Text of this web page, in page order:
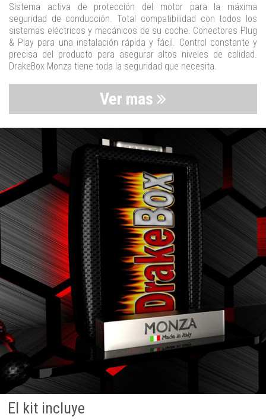
Sistema activa de protección del motor para la máxima
seguridad de conducción. Total compatibilidad con todos los
sistemas eléctricos y mecánicos de su coche. Conectores Plug
& Play para una instalación rápida y fácil. Control constante y
precisa del producto para asegurar altos niveles de calidad.
DrakeBox Monza tiene toda la seguridad que necesita.
Ver mas
El kit incluye